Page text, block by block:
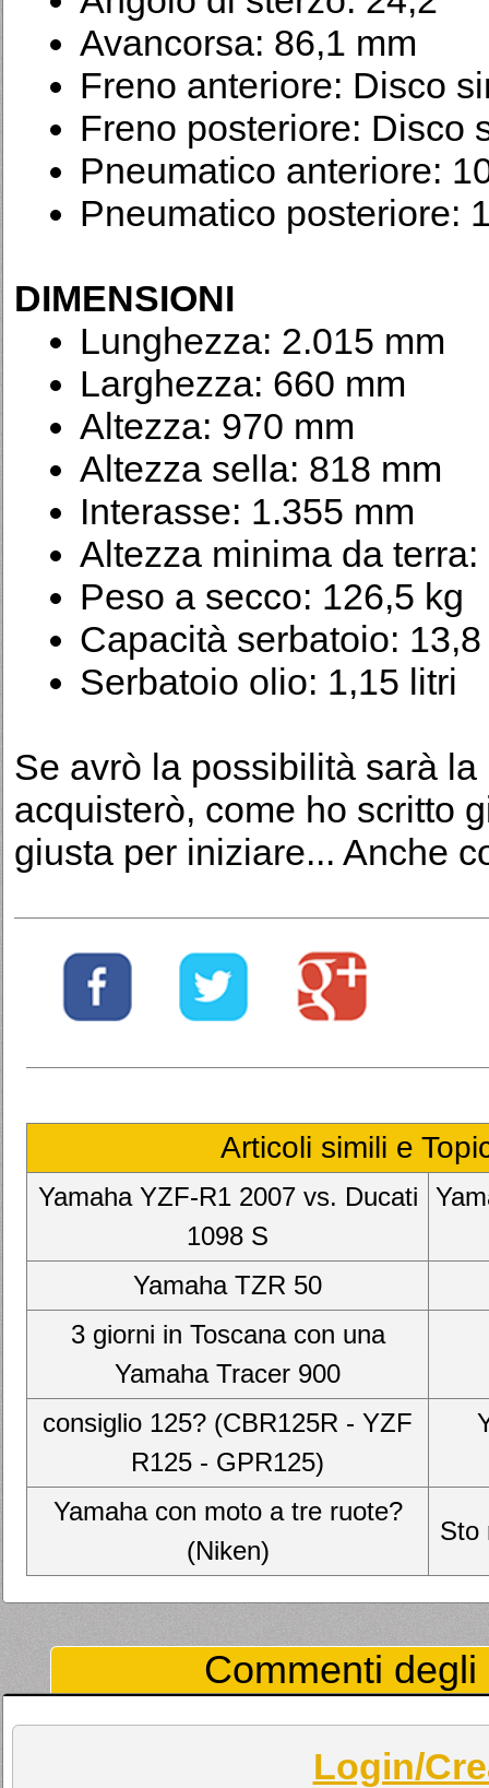
Avancorsa: 86,1 mm
Freno anteriore: Disco
Freno posteriore: Disco
Pneumatico anteriore:
Pneumatico posteriore:
DIMENSIONI
Lunghezza: 2.015 mm
Larghezza: 660 mm
Altezza: 970 mm
Altezza sella: 818 mm
Interasse: 1.355 mm
Altezza minima da terra:
Peso a secco: 126,5 kg
Capacità serbatoio:
Serbatoio olio: 1,15 litri
Se avrò la possibilità sarà
acquisterò, come ho scritto
giusta per iniziare... Anche
Articoli simili e
Yamaha YZF-R1 2007 vs. Ducati
1098 S
Yamaha TZR 50
3 giorni in Toscana con una
Yamaha Tracer 900
consiglio 125? (CBR125R - YZF
R125 - GPR125)
Yamaha con moto a tre ruote?
(Niken)
Sto
Commenti
Login/